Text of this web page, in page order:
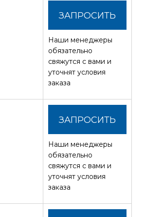
ЗАПРОСИТЬ
СТОИМОСТЬ
Наши менеджеры
обязательно
свяжутся с вами и
уточнят условия
заказа
ЗАПРОСИТЬ
СТОИМОСТЬ
Наши менеджеры
обязательно
свяжутся с вами и
уточнят условия
заказа